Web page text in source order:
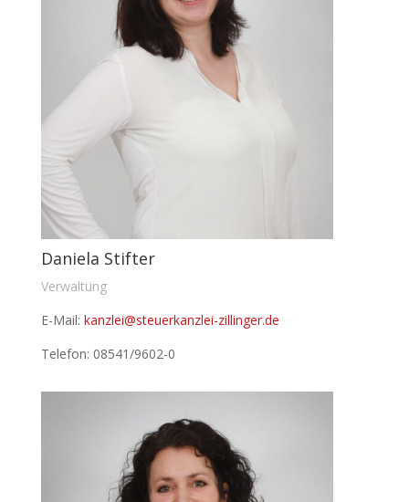
Daniela Stifter
Verwaltung
E-Mail: kanzlei@steuerkanzlei-zillinger.de
Telefon: 08541/9602-0